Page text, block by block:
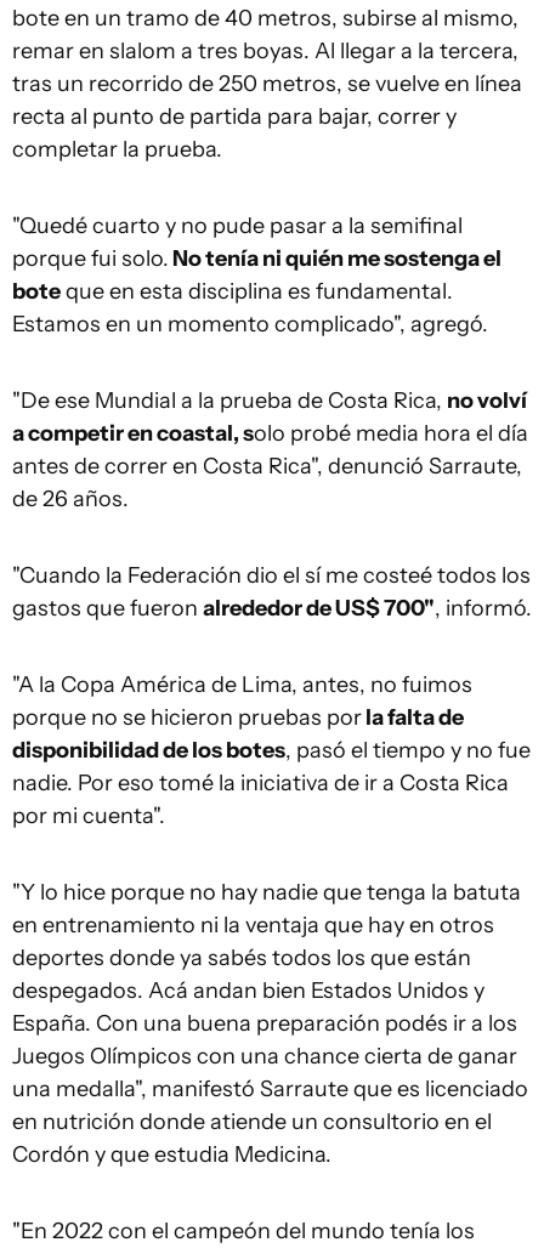
bote en un tramo de 40 metros, subirse al mismo,
remar en slalom a tres boyas. Al llegar a la tercera,
tras un recorrido de 250 metros, se vuelve en línea
recta al punto de partida para bajar, correr y
completar la prueba.
"Quedé cuarto y no pude pasar a la semifinal
porque fui solo. No tenía ni quién me sostenga el
boteque en esta disciplina es fundamental.
Estamos en un momento complicado", agregó.
"De ese Mundial a la prueba de Costa Rica, no volví
a competir en coastal, solo probé media hora el día
antes de correr en Costa Rica", denunció Sarraute,
de 26 años.
"Cuando la Federación dio el sí me costeé todos los
gastos que fueron alrededor de US$ 700", informó.
"A la Copa América de Lima, antes, no fuimos
porque no se hicieron pruebas porla falta de
disponibilidad de los botes, pasó el tiempo y no fue
nadie. Por eso tomé la iniciativa de ir a Costa Rica
por mi cuenta".
"Y lo hice porque no hay nadie que tenga la batuta
en entrenamiento ni la ventaja que hay en otros
deportes donde ya sabés todos los que están
despegados. Acá andan bien Estados Unidos y
España. Con una buena preparación podés ir a los
Juegos Olímpicos con una chance cierta de ganar
una medalla", manifestó Sarraute que es licenciado
en nutrición donde atiende un consultorio en el
Cordón y que estudia Medicina.
"En 2022 con el campeón del mundo tenía los